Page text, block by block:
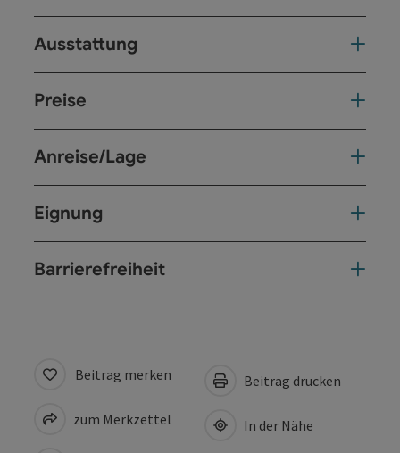
Ausstattung
Preise
Anreise/Lage
Eignung
Barrierefreiheit
Beitrag merken
zum Merkzettel
Beitrag drucken
In der Nähe